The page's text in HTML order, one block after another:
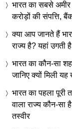
भारत का सबसे अमीर
करोड़ों की संपत्ति,
क्या आप जानते हैं
राज्य है? यहां उगती
भारत का कौन-सा
जानिए क्यों मिली
भारत का पहला पूरी
वाला राज्य कौन-सा
तस्वीर